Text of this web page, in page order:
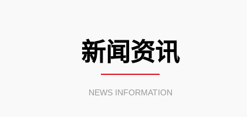
新闻资讯
NEWS INFORMATION